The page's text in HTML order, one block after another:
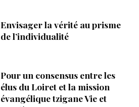
Envisager la vérité au prisme
de l’individualité
Pour un consensus entre les
élus du Loiret et la mission
évangélique tzigane Vie et